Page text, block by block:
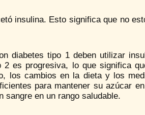
insulina. Esto significa que no
diabetes tipo 1 deben utilizar
2 es progresiva, lo que significa
los cambios en la dieta y los
para mantener su azúcar
sangre en un rango saludable.